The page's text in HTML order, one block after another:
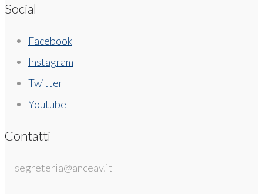
Social
Facebook
Instagram
Twitter
Youtube
Contatti
segreteria@anceav.it